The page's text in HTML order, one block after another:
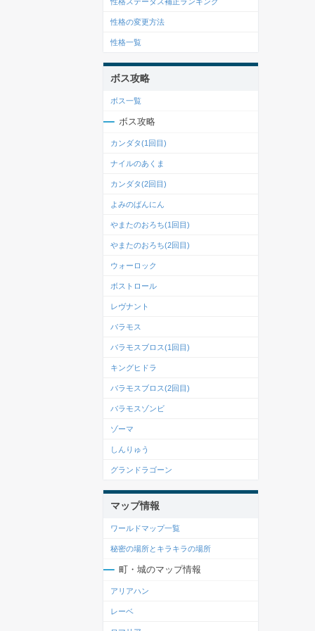
性格の変更方法
性格一覧
ボス攻略
ボス一覧
ボス攻略
カンダタ(1回目)
ナイルのあくま
カンダタ(2回目)
よみのばんにん
やまたのおろち(1回目)
やまたのおろち(2回目)
ウォーロック
ボストロール
レヴナント
バラモス
バラモスブロス(1回目)
キングヒドラ
バラモスブロス(2回目)
バラモスゾンビ
ゾーマ
しんりゅう
グランドラゴーン
マップ情報
ワールドマップ一覧
秘密の場所とキラキラの場所
町・城のマップ情報
アリアハン
レーベ